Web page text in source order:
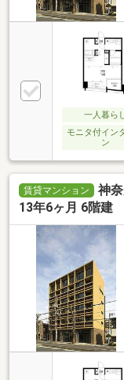
一人暮ら
モニタ付イン
ン
賃貸マンション
神
13年6ヶ月 6階建